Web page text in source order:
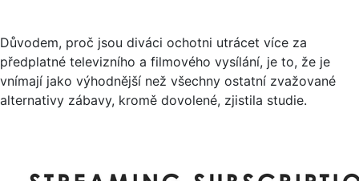
Důvodem, proč jsou diváci ochotni utrácet více za
předplatné televizního a filmového vysílání, je to, že je
vnímají jako výhodnější než všechny ostatní zvažované
alternativy zábavy, kromě dovolené, zjistila studie.